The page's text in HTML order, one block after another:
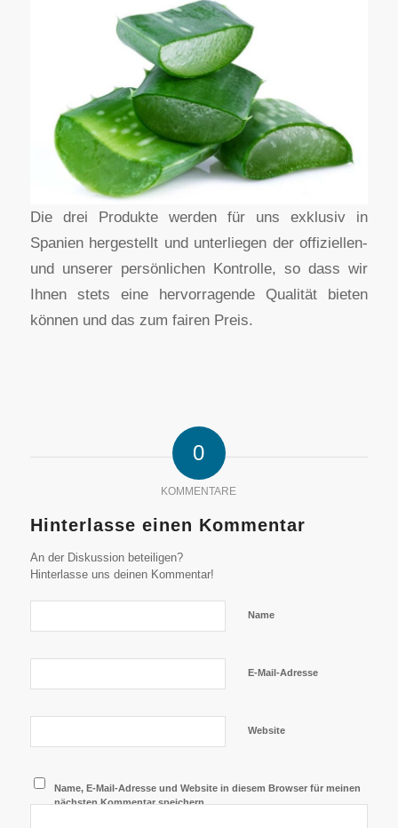
Die drei Produkte werden für uns exklusiv in
Spanien hergestellt und unterliegen der offiziellen-
und unserer persönlichen Kontrolle, so dass wir
Ihnen stets eine hervorragende Qualität bieten
können und das zum fairen Preis.
0
KOMMENTARE
Hinterlasse einen Kommentar
An der Diskussion beteiligen?
Hinterlasse uns deinen Kommentar!
Name
E-Mail-Adresse
Website
Name, E-Mail-Adresse und Website in diesem Browser für meinen
nächsten Kommentar speichern.